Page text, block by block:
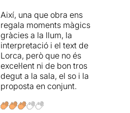
Així, una que obra ens
regala moments màgics
gràcies a la llum, la
interpretació i el text de
Lorca, però que no és
excel·lent ni de bon tros
degut a la sala, el so i la
proposta en conjunt.